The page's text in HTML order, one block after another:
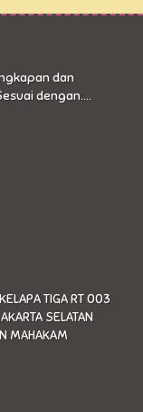
dan
dengan....
TIGA RT 003
SELATAN
MAHAKAM